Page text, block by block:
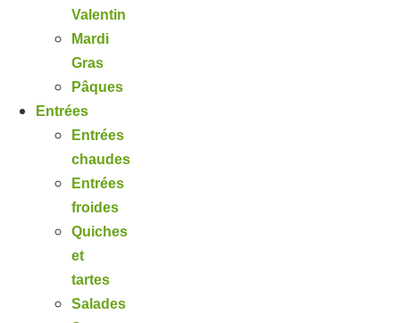
Valentin
Mardi
Gras
Pâques
Entrées
Entrées
chaudes
Entrées
froides
Quiches
et
tartes
Salades